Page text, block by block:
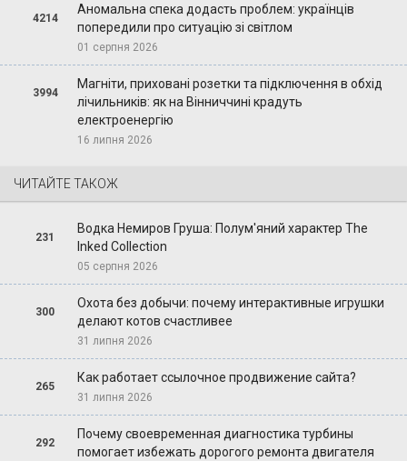
4214
Аномальна спека додасть проблем: українців
попередили про ситуацію зі світлом
01 серпня 2026
3994
Магніти, приховані розетки та підключення в обхід
лічильників: як на Вінниччині крадуть
електроенергію
16 липня 2026
ЧИТАЙТЕ ТАКОЖ
231
Водка Немиров Груша: Полум'яний характер The
Inked Collection
05 серпня 2026
300
Охота без добычи: почему интерактивные игрушки
делают котов счастливее
31 липня 2026
265
Как работает ссылочное продвижение сайта?
31 липня 2026
292
Почему своевременная диагностика турбины
помогает избежать дорогого ремонта двигателя